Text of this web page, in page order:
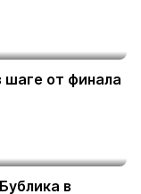
шаге от финала
в